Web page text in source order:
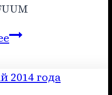
Лекция
–
август